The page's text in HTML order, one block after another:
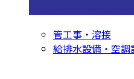
管工事・溶接
給排水設備・空調